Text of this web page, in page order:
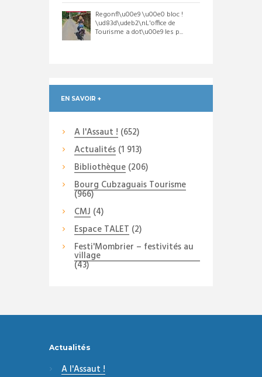
Regonfl\u00e9 \u00e0 bloc !
\ud83d\udeb2\nL'office de
Tourisme a dot\u00e9 les p...
EN SAVOIR +
A l'Assaut ! (652)
Actualités(1 913)
Bibliothèque(206)
Bourg Cubzaguais Tourisme
(966)
CMJ (4)
Espace TALET (2)
Festi'Mombrier – festivités au
village
(43)
Actualités
A l'Assaut !